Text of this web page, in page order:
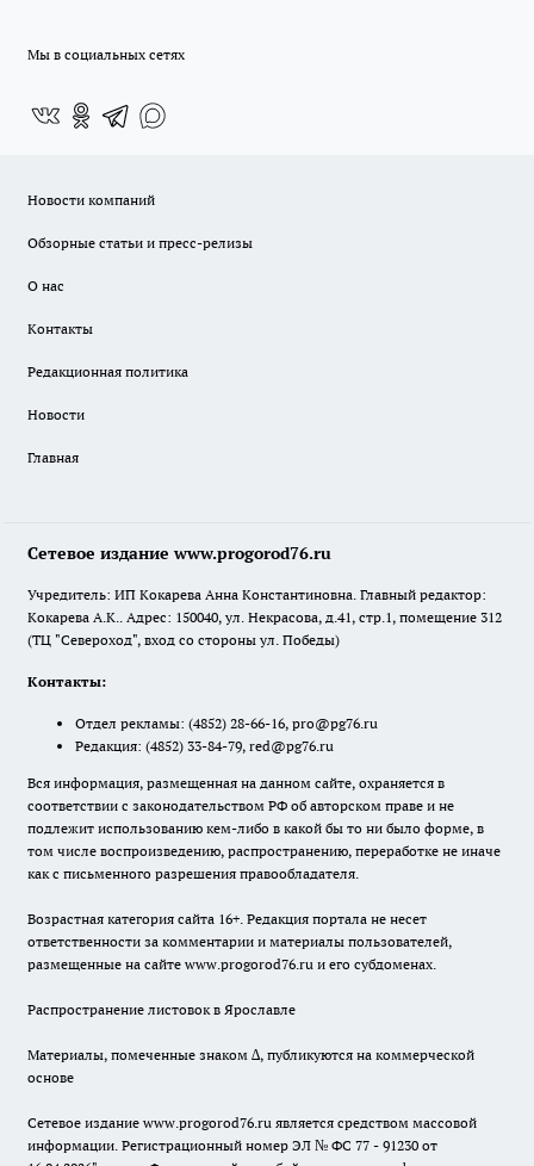
Мы в социальных сетях
Новости компаний
Обзорные статьи и пресс-релизы
О нас
Контакты
Редакционная политика
Новости
Главная
Сетевое издание www.progorod76.ru
Учредитель: ИП Кокарева Анна Константиновна. Главный редактор:
Кокарева А.К.. Адрес: 150040, ул. Некрасова, д.41, стр.1, помещение 312
(ТЦ "Североход", вход со стороны ул. Победы)
Контакты:
Отдел рекламы: (4852) 28-66-16, pro@pg76.ru
Редакция: (4852) 33-84-79, red@pg76.ru
Вся информация, размещенная на данном сайте, охраняется в
соответствии с законодательством РФ об авторском праве и не
подлежит использованию кем-либо в какой бы то ни было форме, в
том числе воспроизведению, распространению, переработке не иначе
как с письменного разрешения правообладателя.
Возрастная категория сайта 16+. Редакция портала не несет
ответственности за комментарии и материалы пользователей,
размещенные на сайте www.progorod76.ru и его субдоменах.
Распространение листовок в Ярославле
Материалы, помеченные знаком ∆, публикуются на коммерческой
основе
Сетевое издание www.progorod76.ru является средством массовой
информации. Регистрационный номер ЭЛ № ФС 77 - 91230 от